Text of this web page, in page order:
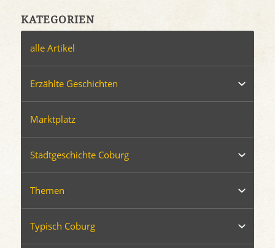
KATEGORIEN
alle Artikel
Erzählte Geschichten
Marktplatz
Stadtgeschichte Coburg
Themen
Typisch Coburg